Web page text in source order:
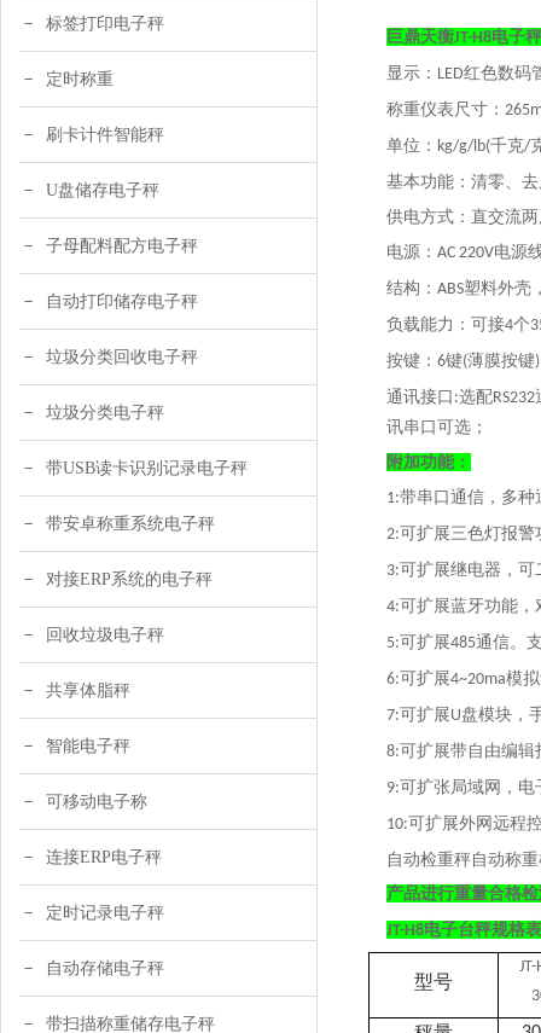
标签打印电子秤
定时称重
刷卡计件智能秤
U盘储存电子秤
子母配料配方电子秤
自动打印储存电子秤
垃圾分类回收电子秤
垃圾分类电子秤
带USB读卡识别记录电子秤
带安卓称重系统电子秤
对接ERP系统的电子秤
回收垃圾电子秤
共享体脂秤
智能电子秤
可移动电子称
连接ERP电子秤
定时记录电子秤
自动存储电子秤
带扫描称重储存电子秤
巨鼎天衡JT-H8电子
显示： LED红色数码
称重仪表尺寸：
单位： kg/g/lb(千克/
基本功能：清零、
供电方式：直交流
电源： AC 220V电源
结构： ABS塑料外壳
负载能力：可接4个
按键： 6键(薄膜按键)
通讯接口 :选配RS232
讯串口可选；
附加功能：
1:带串口通信，多种
2:可扩展三色灯报警
3:可扩展继电器，可
4:可扩展蓝牙功能，
5:可扩展485通信。
6:可扩展4~20ma模
7:可扩展U盘模块，
8:可扩展带自由编辑
9:可扩张局域网，电
10:可扩展外网远程
自动检重秤自动称
产品进行重量合格
JT-H8电子台秤规格
型号